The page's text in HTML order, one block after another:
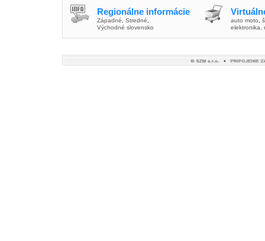
Regionálne informácie
Západné Stredné
Východné slovensko
auto moto
elektronika,